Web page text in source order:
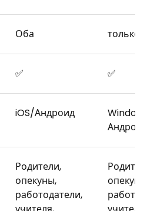
Оба только
✅ ✅
iOS/Андроид
Андроид
Родители,
опекуны,
работодатели,